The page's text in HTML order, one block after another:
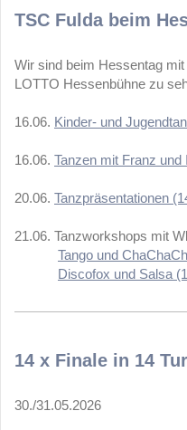
TSC Fulda beim
Wir sind beim Hessentag
LOTTO Hessenbühne zu
16.06. Kinder- und
16.06. Tanzen mit Franz und
20.06. Tanzpräsentationen
21.06. Tanzworkshops mit
Tango und
Discofox und Salsa
14 x Finale in 14
30./31.05.2026